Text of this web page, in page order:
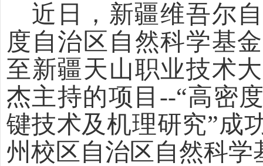
近日，新疆维吾尔
度自治区自然科学基
至新疆天山职业技术
杰主持的项目--“高密
键技术及机理研究”成
州校区自治区自然科